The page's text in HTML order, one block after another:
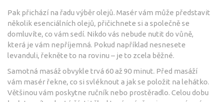
Pak přichází na řadu výběr olejů. Masér vám může představit
několik esenciálních olejů, přičichnete si a společně se
domluvíte, co vám sedí. Nikdo vás nebude nutit do vůně,
která je vám nepříjemná. Pokud například nesnesete
levanduli, řekněte to na rovinu – je to zcela běžné.
Samotná masáž obvykle trvá 60 až 90 minut. Před masáží
vám masér řekne, co si svléknout a jak se položit na lehátko.
Většinou vám poskytne ručník nebo prostěradlo. Celou dobu